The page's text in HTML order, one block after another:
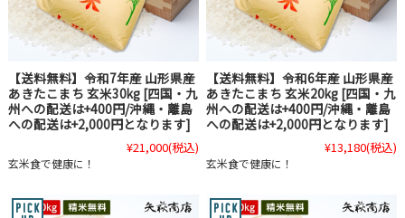
【送料無料】令和7年産 山形県産
あきたこまち 玄米30kg [四国・九
州への配送は+400円/沖縄・離島
への配送は+2,000円となります]
¥21,000(税込)
玄米食で健康に！
【送料無料】令和6年産 山形県産
あきたこまち 玄米20kg [四国・九
州への配送は+400円/沖縄・離島
への配送は+2,000円となります]
¥13,180(税込)
玄米食で健康に！